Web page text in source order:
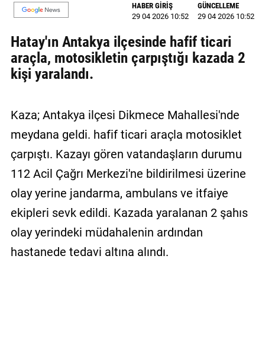
VİDEO
YAZARLAR
BİZE
ULAŞIN
İletişim
Gizlilik
Politikası
HABER GİRİŞ
29 04 2026 10:52
GÜNCELLEME
29 04 2026 10:52
Hatay'ın Antakya ilçesinde hafif ticari
araçla, motosikletin çarpıştığı kazada 2
kişi yaralandı.
Kaza; Antakya ilçesi Dikmece Mahallesi'nde
meydana geldi. hafif ticari araçla motosiklet
çarpıştı. Kazayı gören vatandaşların durumu
112 Acil Çağrı Merkezi'ne bildirilmesi üzerine
olay yerine jandarma, ambulans ve itfaiye
ekipleri sevk edildi. Kazada yaralanan 2 şahıs
olay yerindeki müdahalenin ardından
hastanede tedavi altına alındı.